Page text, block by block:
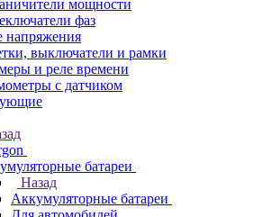
мощности
фаз
напряжения
выключатели и рамки
и реле времени
c датчиком
батареи
Назад
Аккумуляторные батареи